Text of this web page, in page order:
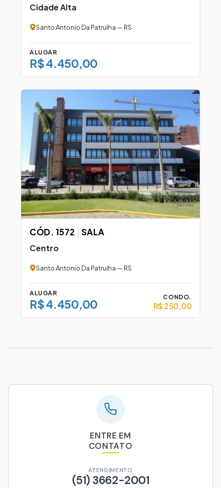
Cidade Alta
Santo Antonio Da Patrulha — RS
ALUGAR
R$ 4.450,00
CÓD. 1572 SALA
Centro
Santo Antonio Da Patrulha — RS
ALUGAR
R$ 4.450,00 CONDO.
R$ 250,00
ENTRE EM
CONTATO
ATENDIMENTO
(51) 3662-2001